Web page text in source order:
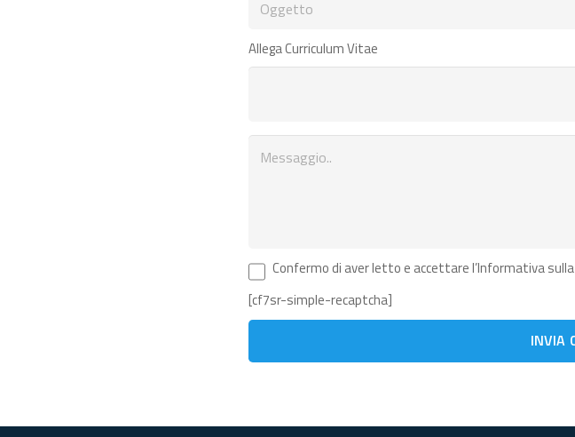
Allega Curriculum Vitae
Confermo di aver letto e accettare l’Informativa sulla
[cf7sr-simple-recaptcha]